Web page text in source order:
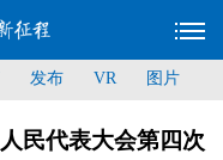
发布 VR 图片
民代表大会第四次